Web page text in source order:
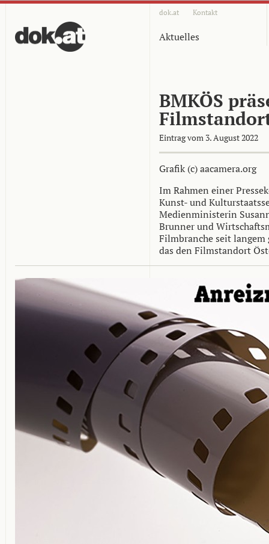
dok.at Kontakt
Aktuelles
BMKÖS
Eintrag vom 3. August 2022
Grafik (c) aacamera.org
Im Rahmen einer
Kunst- und
Medienministerin
Brunner und
Filmbranche seit
das den Filmstandort